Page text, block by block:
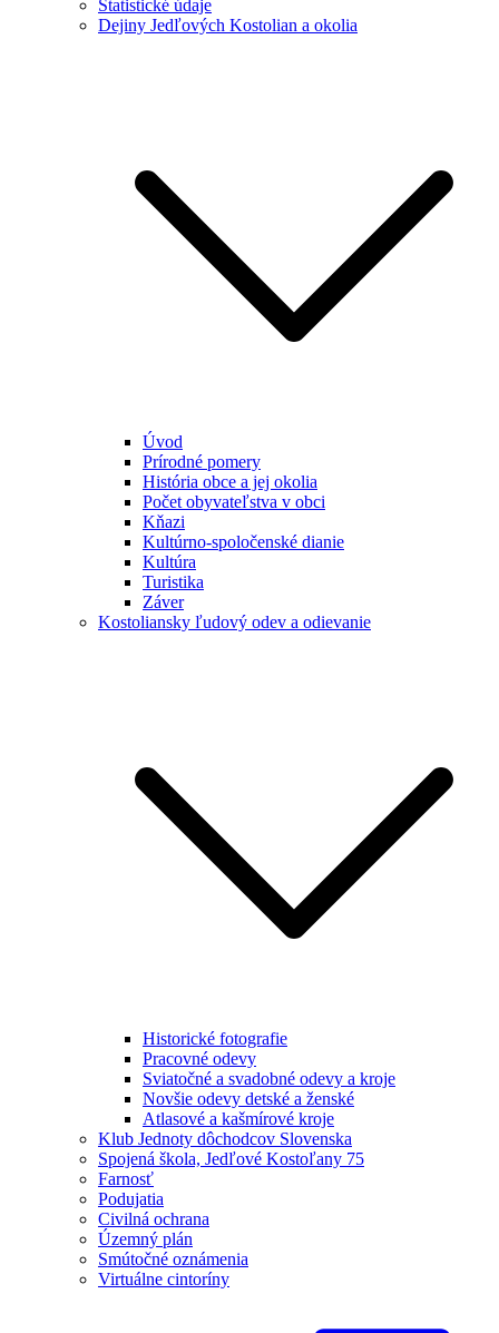
Štatistické údaje
Dejiny Jedľových Kostolian a okolia
Úvod
Prírodné pomery
História obce a jej okolia
Počet obyvateľstva v obci
Kňazi
Kultúrno-spoločenské dianie
Kultúra
Turistika
Záver
Kostoliansky ľudový odev a odievanie
Historické fotografie
Pracovné odevy
Sviatočné a svadobné odevy a kroje
Novšie odevy detské a ženské
Atlasové a kašmírové kroje
Klub Jednoty dôchodcov Slovenska
Spojená škola, Jedľové Kostoľany 75
Farnosť
Podujatia
Civilná ochrana
Územný plán
Smútočné oznámenia
Virtuálne cintoríny